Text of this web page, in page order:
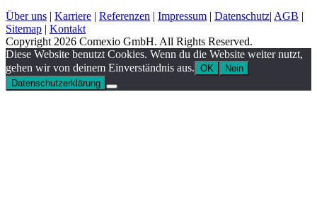
Über uns Karriere Referenzen Impressum Datenschutz AGB
Sitemap
Kontakt
Copyright 2026 Comexio GmbH. All Rights Reserved.
Diese Website benutzt Cookies. Wenn du die Website weiter nutzt,
gehen wir von deinem Einverständnis aus. OK
Nein
Datenschutzerklärung